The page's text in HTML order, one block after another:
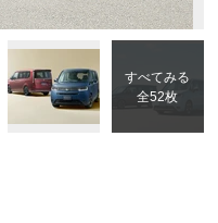
すべてみる
全52枚